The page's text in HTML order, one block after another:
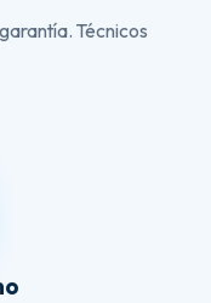
Técnicos